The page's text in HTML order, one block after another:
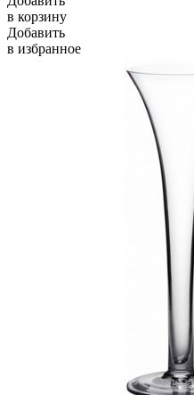
в корзину
Добавить
в избранное